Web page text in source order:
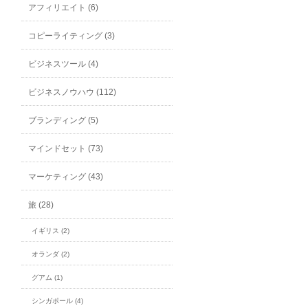
アフィリエイト (6)
コピーライティング (3)
ビジネスツール (4)
ビジネスノウハウ (112)
ブランディング (5)
マインドセット (73)
マーケティング (43)
旅 (28)
イギリス (2)
オランダ (2)
グアム (1)
シンガポール (4)